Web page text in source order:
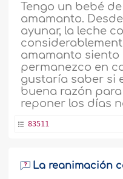
Tengo un bebé
amamanto.
ayunar, la leche
amamanto siento
permanezco en
gustaría saber si
buena razón
reponer los días
83511
La reanimación